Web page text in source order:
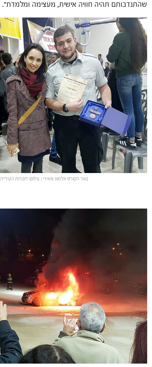
שהתנדבותם תהיה חוויה אישית, מעצימה ומלמדת".
בוגר הקורס אלמוג מאירי | צילום: דוברות העירייה